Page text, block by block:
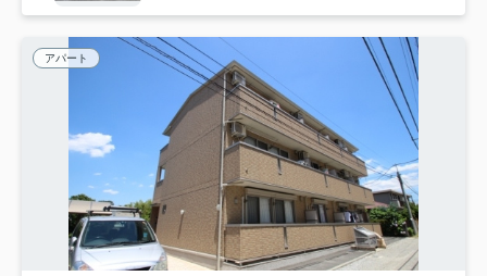
アパート